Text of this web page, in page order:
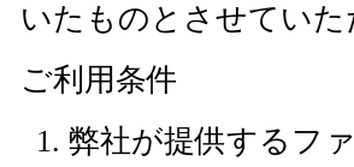
いたものとさせてい
ご利用条件
弊社が提供するフ